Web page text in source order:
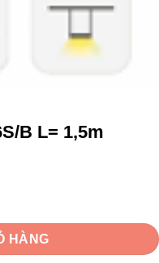
B L= 1,5m
lượng
HÀNG